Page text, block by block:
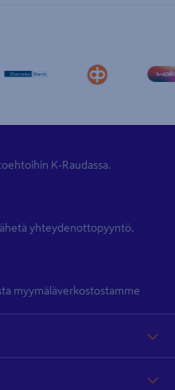
K-Raudassa.
yhteydenottopyyntö.
myymäläverkostostamme